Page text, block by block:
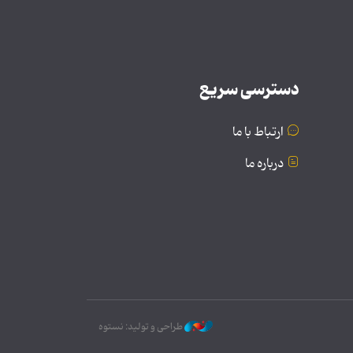
دسترسی سریع
ارتباط با ما
درباره ما
طراحی و تولید: نستوه